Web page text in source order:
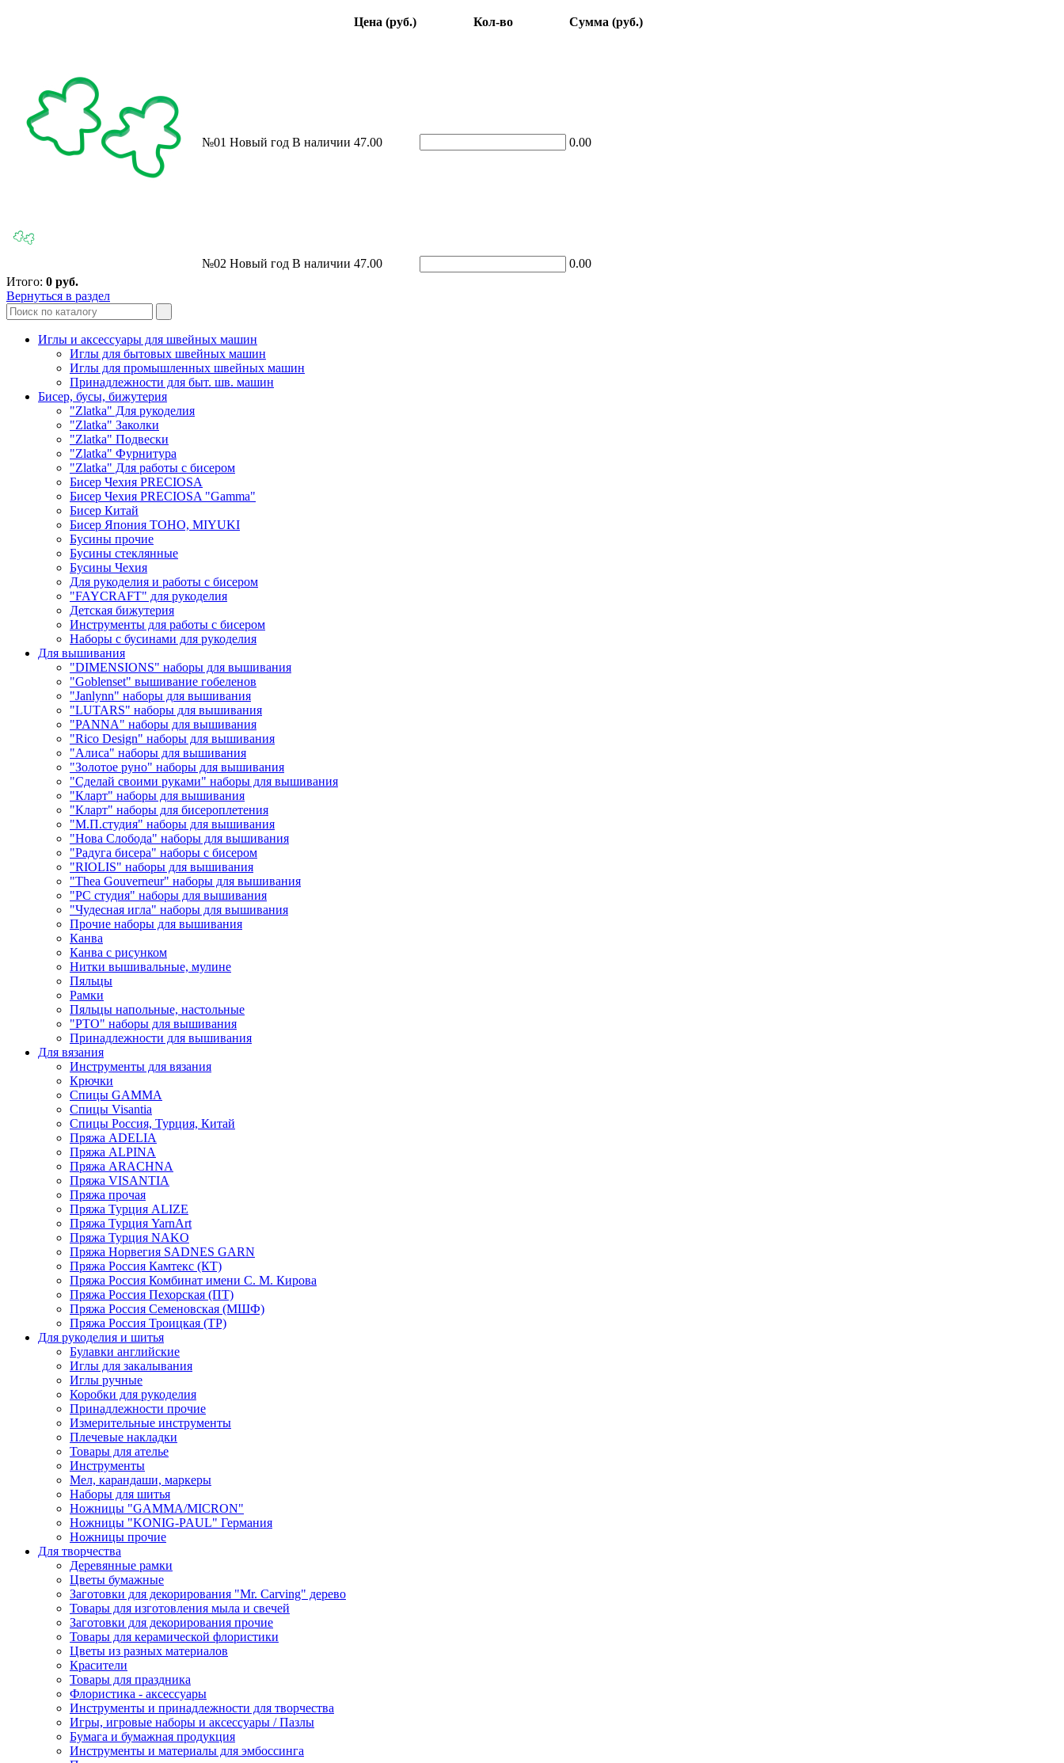
Цена (руб.) Кол-во Сумма (руб.)
№01 Новый год В наличии 47.00 0.00
№02 Новый год В наличии 47.00
0.00
Итого: 0 руб.
Вернуться в раздел
Иглы и аксессуары для швейных машин
Иглы для бытовых швейных машин
Иглы для промышленных швейных машин
Принадлежности для быт. шв. машин
Бисер, бусы, бижутерия
"Zlatka" Для рукоделия
"Zlatka" Заколки
"Zlatka" Подвески
"Zlatka" Фурнитура
"Zlatka" Для работы с бисером
Бисер Чехия PRECIOSA
Бисер Чехия PRECIOSA "Gamma"
Бисер Китай
Бисер Япония TOHO, MIYUKI
Бусины прочие
Бусины стеклянные
Бусины Чехия
Для рукоделия и работы с бисером
"FAYCRAFT" для рукоделия
Детская бижутерия
Инструменты для работы с бисером
Наборы с бусинами для рукоделия
Для вышивания
"DIMENSIONS" наборы для вышивания
"Goblenset" вышивание гобеленов
"Janlynn" наборы для вышивания
"LUTARS" наборы для вышивания
"PANNA" наборы для вышивания
"Rico Design" наборы для вышивания
"Алиса" наборы для вышивания
"Золотое руно" наборы для вышивания
"Сделай своими руками" наборы для вышивания
"Кларт" наборы для вышивания
"Кларт" наборы для бисероплетения
"М.П.студия" наборы для вышивания
"Нова Слобода" наборы для вышивания
"Радуга бисера" наборы с бисером
"RIOLIS" наборы для вышивания
"Thea Gouverneur" наборы для вышивания
"РС студия" наборы для вышивания
"Чудесная игла" наборы для вышивания
Прочие наборы для вышивания
Канва
Канва с рисунком
Нитки вышивальные, мулине
Пяльцы
Рамки
Пяльцы напольные, настольные
"РТО" наборы для вышивания
Принадлежности для вышивания
Для вязания
Инструменты для вязания
Крючки
Спицы GAMMA
Спицы Visantia
Спицы Россия, Турция, Китай
Пряжа ADELIA
Пряжа ALPINA
Пряжа ARACHNA
Пряжа VISANTIA
Пряжа прочая
Пряжа Турция ALIZE
Пряжа Турция YarnArt
Пряжа Турция NAKO
Пряжа Норвегия SADNES GARN
Пряжа Россия Камтекс (КТ)
Пряжа Россия Комбинат имени С. М. Кирова
Пряжа Россия Пехорская (ПТ)
Пряжа Россия Семеновская (МШФ)
Пряжа Россия Троицкая (ТР)
Для рукоделия и шитья
Булавки английские
Иглы для закалывания
Иглы ручные
Коробки для рукоделия
Принадлежности прочие
Измерительные инструменты
Плечевые накладки
Товары для ателье
Инструменты
Мел, карандаши, маркеры
Наборы для шитья
Ножницы "GAMMA/MICRON"
Ножницы "KONIG-PAUL" Германия
Ножницы прочие
Для творчества
Деревянные рамки
Цветы бумажные
Заготовки для декорирования "Mr. Carving" дерево
Товары для изготовления мыла и свечей
Заготовки для декорирования прочие
Товары для керамической флористики
Цветы из разных материалов
Красители
Товары для праздника
Флористика - аксессуары
Инструменты и принадлежности для творчества
Игры, игровые наборы и аксессуары / Пазлы
Бумага и бумажная продукция
Инструменты и материалы для эмбоссинга